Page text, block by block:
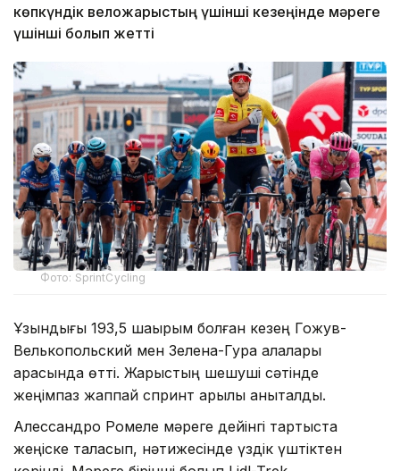
көпкүндік веложарыстың үшінші кезеңінде мәреге
үшінші болып жетті
Фото: SprintCycling
Ұзындығы 193,5 шақырым болған кезең Гожув-
Велькопольский мен Зелена-Гура қалалары
арасында өтті. Жарыстың шешуші сәтінде
жеңімпаз жаппай спринт арқылы анықталды.
Алессандро Ромеле мәреге дейінгі тартыста
жеңіске таласып, нәтижесінде үздік үштіктен